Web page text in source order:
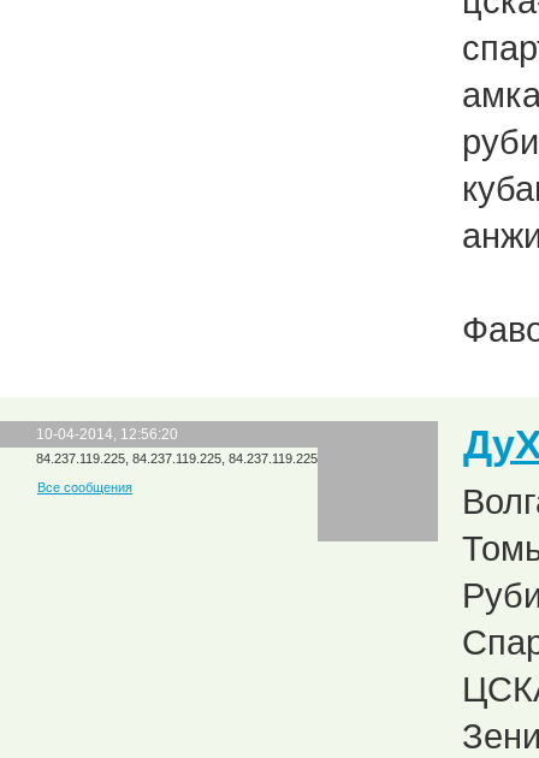
10-04-2014, 12:56:20
84.237.119.225, 84.237.119.225, 84.237.119.225
Все сообщения